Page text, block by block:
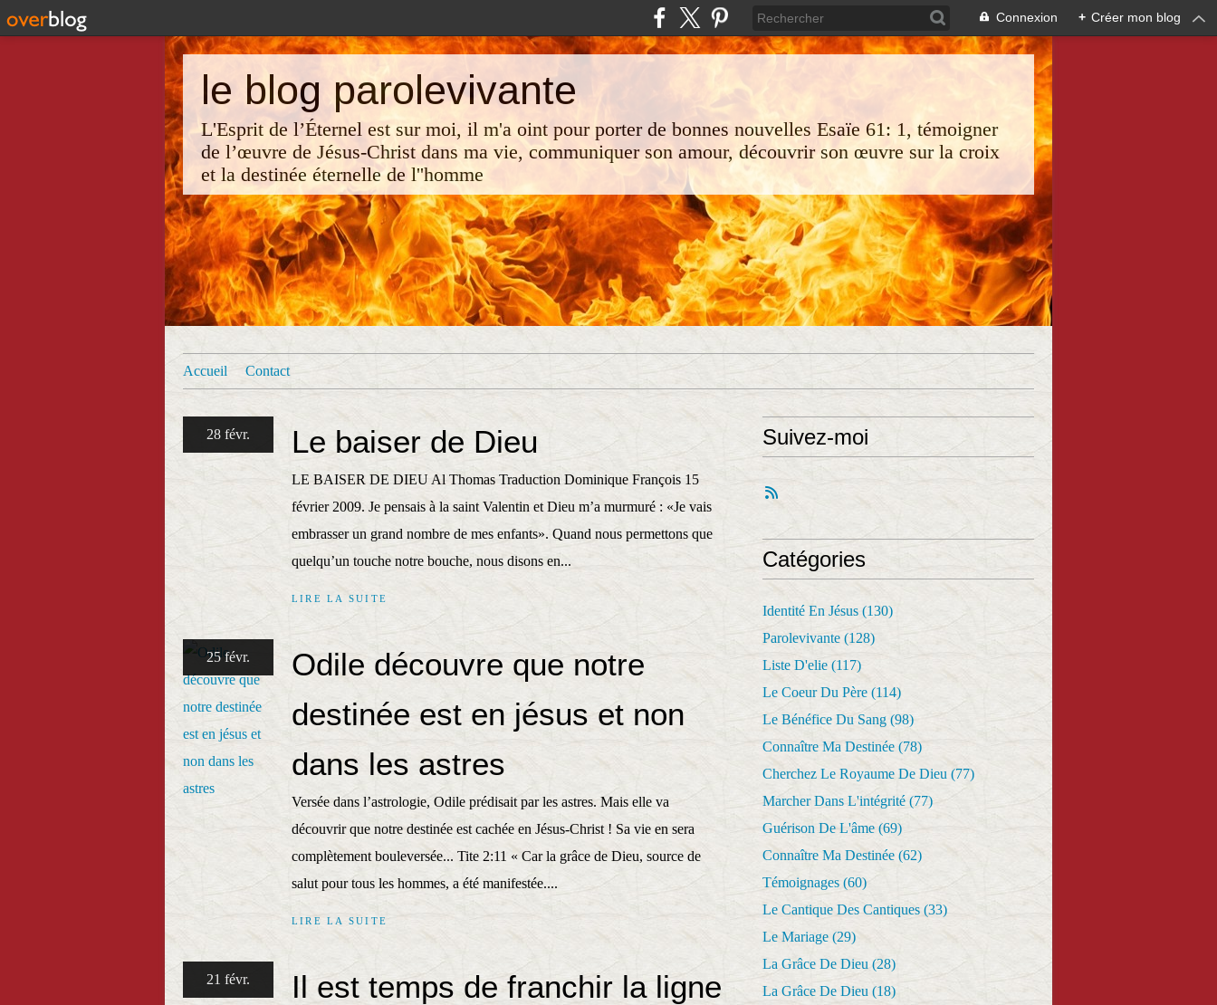
Connexion + Créer mon blog
le blog parolevivante
L'Esprit de l’Éternel est sur moi, il m'a oint pour porter de bonnes nouvelles Esaïe 61: 1, témoigner
de l’œuvre de Jésus-Christ dans ma vie, communiquer son amour, découvrir son œuvre sur la croix
et la destinée éternelle de l''homme
Accueil Contact
28 févr. Le baiser de Dieu
LE BAISER DE DIEU Al Thomas Traduction Dominique François 15
février 2009. Je pensais à la saint Valentin et Dieu m’a murmuré : «Je vais
embrasser un grand nombre de mes enfants». Quand nous permettons que
quelqu’un touche notre bouche, nous disons en...
LIRE LA SUITE
25 févr.
Odile découvre que notre
destinée est en jésus et non
dans les astres
Versée dans l’astrologie, Odile prédisait par les astres. Mais elle va
découvrir que notre destinée est cachée en Jésus-Christ ! Sa vie en sera
complètement bouleversée... Tite 2:11 « Car la grâce de Dieu, source de
salut pour tous les hommes, a été manifestée....
LIRE LA SUITE
21 févr.
Il est temps de franchir la ligne
Suivez-moi
Catégories
Identité En Jésus (130)
Parolevivante (128)
Liste D'elie (117)
Le Coeur Du Père (114)
Le Bénéfice Du Sang (98)
Connaître Ma Destinée (78)
Cherchez Le Royaume De Dieu (77)
Marcher Dans L'intégrité (77)
Guérison De L'âme (69)
Connaître Ma Destinée (62)
Témoignages (60)
Le Cantique Des Cantiques (33)
Le Mariage (29)
La Grâce De Dieu (28)
La Grâce De Dieu (18)